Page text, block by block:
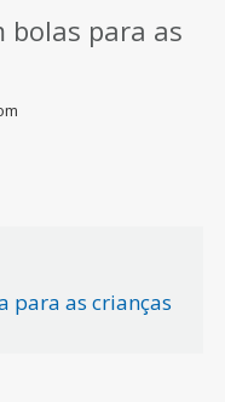
bolas para as
para as crianças